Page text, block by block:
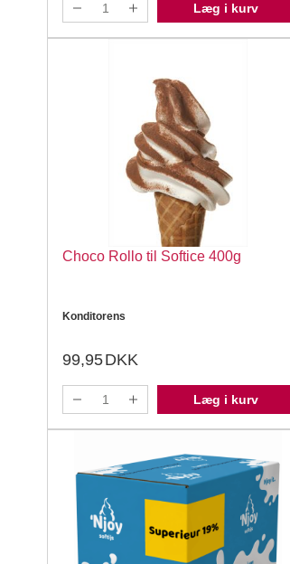
Læg i kurv
Choco Rollo til Softice 400g
Konditorens
99,95DKK
Læg i kurv